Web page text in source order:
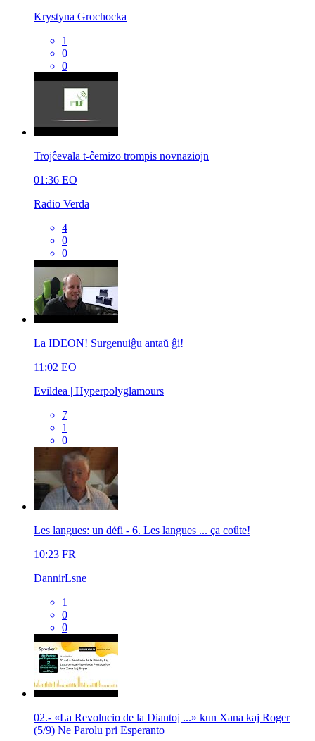
Krystyna Grochocka
1
0
0
Trojĉevala t-ĉemizo trompis novnaziojn
01:36 EO
Radio Verda
4
0
0
La IDEON! Surgenuiĝu antaŭ ĝi!
11:02 EO
Evildea | Hyperpolyglamours
7
1
0
Les langues: un défi - 6. Les langues ... ça coûte!
10:23 FR
DannirLsne
1
0
0
02.- «La Revolucio de la Diantoj ...» kun Xana kaj Roger
(5/9) Ne Parolu pri Esperanto